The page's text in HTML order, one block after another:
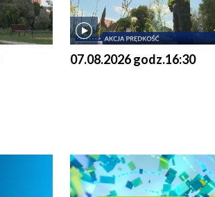
07.08.2026 godz.16:30